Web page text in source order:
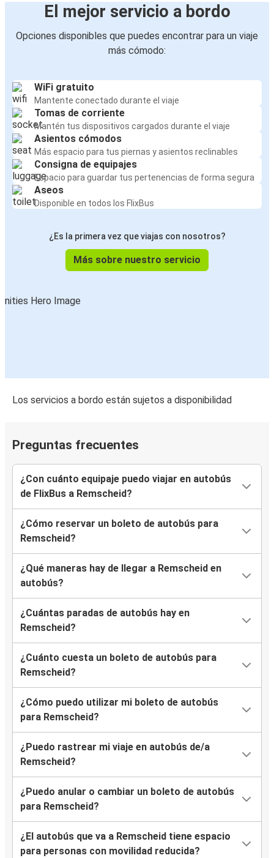
El mejor servicio a bordo
Opciones disponibles que puedes encontrar para un viaje
más cómodo:
WiFi gratuito
Mantente conectado durante el viaje
Tomas de corriente
Mantén tus dispositivos cargados durante el viaje
Asientos cómodos
Más espacio para tus piernas y asientos reclinables
Consigna de equipajes
Espacio para guardar tus pertenencias de forma segura
Aseos
Disponible en todos los FlixBus
¿Es la primera vez que viajas con nosotros?
Más sobre nuestro servicio
Los servicios a bordo están sujetos a disponibilidad
Preguntas frecuentes
¿Con cuánto equipaje puedo viajar en autobús
de FlixBus a Remscheid?
¿Cómo reservar un boleto de autobús para
Remscheid?
¿Qué maneras hay de llegar a Remscheid en
autobús?
¿Cuántas paradas de autobús hay en
Remscheid?
¿Cuánto cuesta un boleto de autobús para
Remscheid?
¿Cómo puedo utilizar mi boleto de autobús
para Remscheid?
¿Puedo rastrear mi viaje en autobús de/a
Remscheid?
¿Puedo anular o cambiar un boleto de autobús
para Remscheid?
¿El autobús que va a Remscheid tiene espacio
para personas con movilidad reducida?